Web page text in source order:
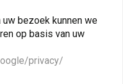
IN-1 | 400ml
uw bezoek kunnen we
op basis van uw
privacy/